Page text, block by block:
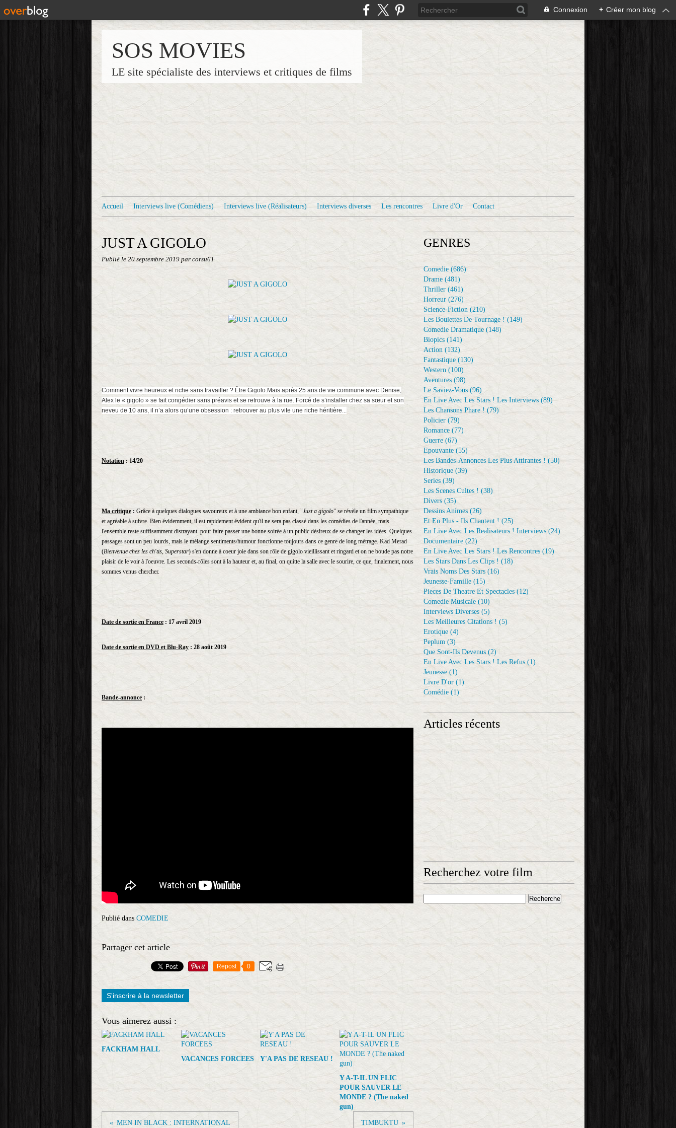
Connexion + Créer mon blog
SOS MOVIES
LE site spécialiste des interviews et critiques de films
Accueil Interviews live (Comédiens) Interviews live (Réalisateurs) Interviews diverses Les rencontres Livre d'Or Contact
JUST A GIGOLO
Publié le 20 septembre 2019 par corsu61
Comment vivre heureux et riche sans travailler ? Être Gigolo.Mais après 25 ans de vie commune avec Denise,
Alex le « gigolo » se fait congédier sans préavis et se retrouve à la rue. Forcé de s’installer chez sa sœur et son
neveu de 10 ans, il n’a alors qu’une obsession : retrouver au plus vite une riche héritière...
Notation : 14/20
Ma critique : Grâce à quelques dialogues savoureux et à une ambiance bon enfant, "Just a gigolo" se révèle un film sympathique
et agréable à suivre. Bien évidemment, il est rapidement évident qu'il ne sera pas classé dans les comédies de l'année, mais
l'ensemble reste suffisamment distrayant pour faire passer une bonne soirée à un public désireux de se changer les idées. Quelques
passages sont un peu lourds, mais le mélange sentiments/humour fonctionne toujours dans ce genre de long métrage. Kad Merad
(Bienvenue chez les ch'tis, Superstar) s'en donne à coeur joie dans son rôle de gigolo vieillissant et ringard et on ne boude pas notre
plaisir de le voir à l'oeuvre. Les seconds-rôles sont à la hauteur et, au final, on quitte la salle avec le sourire, ce que, finalement, nous
sommes venus chercher.
Date de sortie en France : 17 avril 2019
Date de sortie en DVD et Blu-Ray : 28 août 2019
Bande-annonce :
Publié dans COMEDIE
Partager cet article
Repost 0
S'inscrire à la newsletter
Vous aimerez aussi :
FACKHAM HALL
VACANCES FORCEES
Y'A PAS DE RESEAU !
Y A-T-IL UN FLIC
POUR SAUVER LE
MONDE ? (The naked
gun)
MEN IN BLACK : INTERNATIONAL TIMBUKTU
GENRES
Comedie (686)
Drame (481)
Thriller (461)
Horreur (276)
Science-Fiction (210)
Les Boulettes De Tournage ! (149)
Comedie Dramatique (148)
Biopics (141)
Action (132)
Fantastique (130)
Western (100)
Aventures (98)
Le Saviez-Vous (96)
En Live Avec Les Stars ! Les Interviews (89)
Les Chansons Phare ! (79)
Policier (79)
Romance (77)
Guerre (67)
Epouvante (55)
Les Bandes-Annonces Les Plus Attirantes ! (50)
Historique (39)
Series (39)
Les Scenes Cultes ! (38)
Divers (35)
Dessins Animes (26)
Et En Plus - Ils Chantent ! (25)
En Live Avec Les Realisateurs ! Interviews (24)
Documentaire (22)
En Live Avec Les Stars ! Les Rencontres (19)
Les Stars Dans Les Clips ! (18)
Vrais Noms Des Stars (16)
Jeunesse-Famille (15)
Pieces De Theatre Et Spectacles (12)
Comedie Musicale (10)
Interviews Diverses (5)
Les Meilleures Citations ! (5)
Erotique (4)
Peplum (3)
Que Sont-Ils Devenus (2)
En Live Avec Les Stars ! Les Refus (1)
Jeunesse (1)
Livre D'or (1)
Comédie (1)
Articles récents
Recherchez votre film